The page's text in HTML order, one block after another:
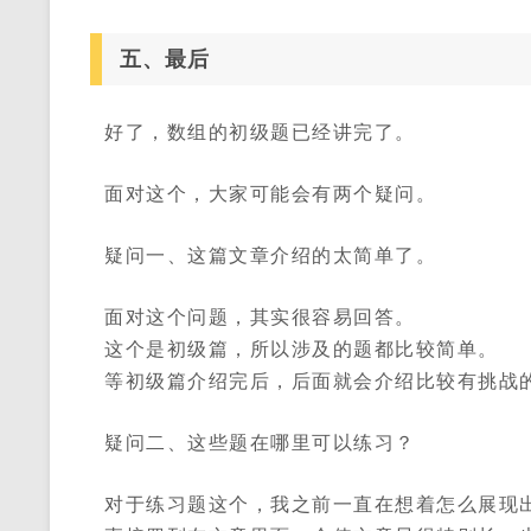
五、最后
好了，数组的初级题已经讲完了。
面对这个，大家可能会有两个疑问。
疑问一、这篇文章介绍的太简单了。
面对这个问题，其实很容易回答。
这个是初级篇，所以涉及的题都比较简单。
等初级篇介绍完后，后面就会介绍比较有挑战
疑问二、这些题在哪里可以练习？
对于练习题这个，我之前一直在想着怎么展现